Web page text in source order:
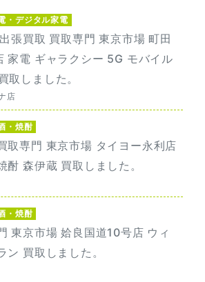
・デジタル家電
張買取 買取専門 東京市場 町田
家電 ギャラクシー 5G モバイル
取しました。
店
・焼酎
取専門 東京市場 タイヨー永利店
酎 森伊蔵 買取しました。
・焼酎
東京市場 姶良国道10号店 ウィ
ン 買取しました。